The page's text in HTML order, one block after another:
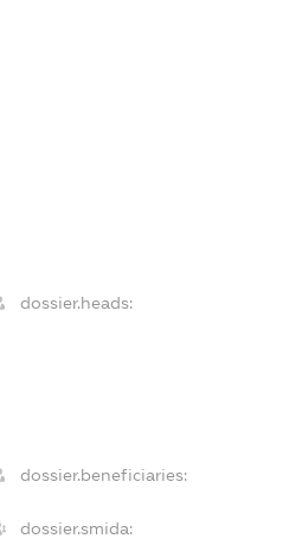
dossier.heads:
dossier.beneficiaries:
dossier.smida: